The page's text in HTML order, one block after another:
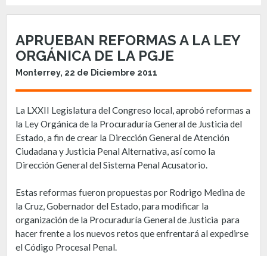
APRUEBAN REFORMAS A LA LEY
ORGÁNICA DE LA PGJE
Monterrey, 22 de Diciembre 2011
La LXXII Legislatura del Congreso local, aprobó reformas a
la Ley Orgánica de la Procuraduría General de Justicia del
Estado, a fin de crear la Dirección General de Atención
Ciudadana y Justicia Penal Alternativa, así como la
Dirección General del Sistema Penal Acusatorio.
Estas reformas fueron propuestas por Rodrigo Medina de
la Cruz, Gobernador del Estado, para modificar la
organización de la Procuraduría General de Justicia para
hacer frente a los nuevos retos que enfrentará al expedirse
el Código Procesal Penal.